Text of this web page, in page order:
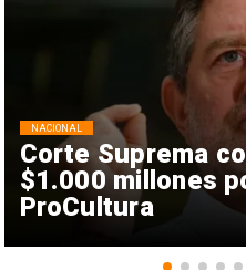
Corte Suprema
$1.000 millones
ProCultura
NACIONAL